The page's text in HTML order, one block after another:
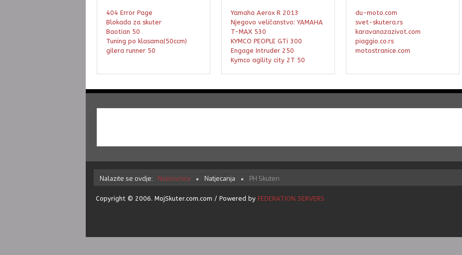
404 Error Page
Blokada za skuter
Baotian 50
Tuning po klasama(50ccm)
gilera runner 50
Yamaha Aerox R 2013
Njegovo veličanstvo: YAMAHA
T-MAX 530
KYMCO PEOPLE GTi 300
Engage Intruder 250
Kymco agility city 2T 50
du-moto.com
svet-skutera.rs
karavanazazivot.com
piaggio.co.rs
motostranice.com
Nalazite se ovdje: Naslovnica Natjecanja PH Skuteri
Copyright © 2006. MojSkuter.com.com / Powered by FEDERATION SERVERS